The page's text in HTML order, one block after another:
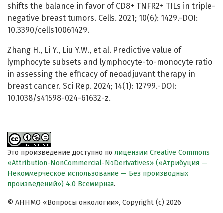
shifts the balance in favor of CD8+ TNFR2+ TILs in triple-
negative breast tumors. Cells. 2021; 10(6): 1429.-DOI:
10.3390/cells10061429.
Zhang H., Li Y., Liu Y.W., et al. Predictive value of
lymphocyte subsets and lymphocyte-to-monocyte ratio
in assessing the efficacy of neoadjuvant therapy in
breast cancer. Sci Rep. 2024; 14(1): 12799.-DOI:
10.1038/s41598-024-61632-z.
Это произведение доступно по лицензии Creative Commons
«Attribution-NonCommercial-NoDerivatives» («Атрибуция —
Некоммерческое использование — Без производных
произведений») 4.0 Всемирная.
© АННМО «Вопросы онкологии», Copyright (c) 2026